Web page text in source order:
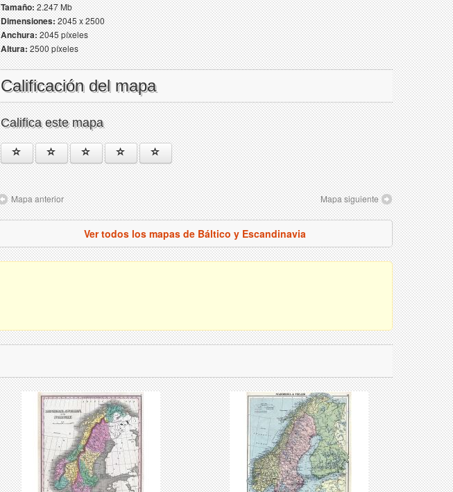
Tamaño:2.247 Mb
Dimensiones:2045 x 2500
Anchura:2045 píxeles
Altura:2500 píxeles
Calificación del mapa
Califica este mapa
Mapa anterior Mapa siguiente
Ver todos los mapas de Báltico y Escandinavia